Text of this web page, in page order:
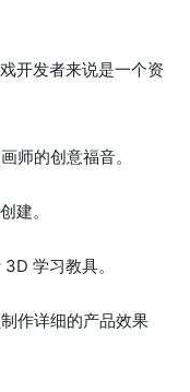
开发者来说是一个资
师的创意福音。
建。
学习教具。
作详细的产品效果